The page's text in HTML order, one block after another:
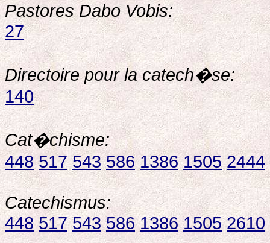
Pastores Dabo Vobis:
27
Directoire pour la catech�se:
140
Cat�chisme:
448 517 543 586 1386 1505 2444
Catechismus:
448 517 543 586 1386 1505 2610